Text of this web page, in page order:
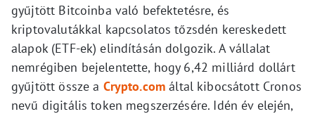
gyűjtött Bitcoinba való befektetésre, és
kriptovalutákkal kapcsolatos tőzsdén kereskedett
alapok (ETF-ek) elindításán dolgozik. A vállalat
nemrégiben bejelentette, hogy 6,42 milliárd dollárt
gyűjtött össze a Crypto.com által kibocsátott Cronos
nevű digitális token megszerzésére. Idén év elején,